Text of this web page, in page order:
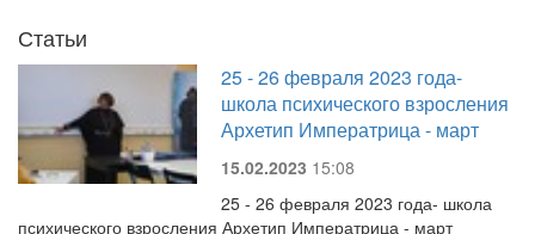
Статьи
25 - 26 февраля 2023 года-
школа психического взросления
Архетип Императрица - март
15.02.2023 15:08
25 - 26 февраля 2023 года- школа
психического взросления Архетип Императрица - март